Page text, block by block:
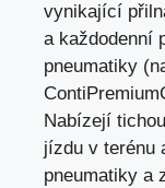
vynikající
a každodenní
pneumatiky
Nabízejí
jízdu v terénu
pneumatiky a